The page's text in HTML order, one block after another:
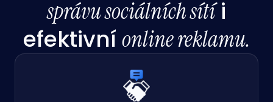
správu sociálních sítíi
efektivní online reklamu.